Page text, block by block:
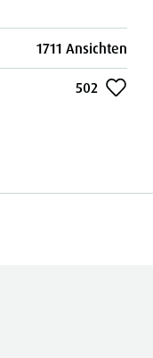
1711 Ansichten
502